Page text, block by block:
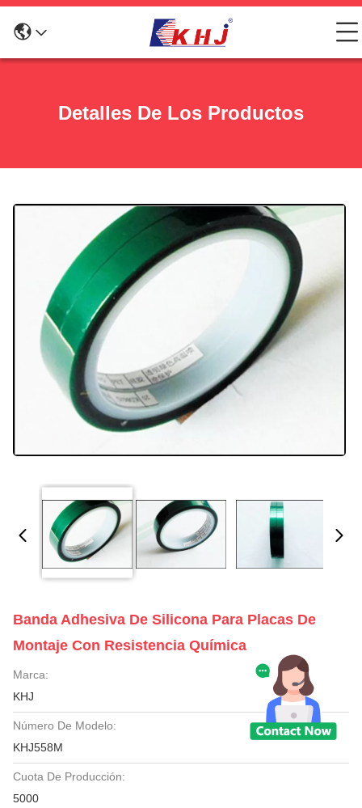
Detalles De Los Productos
Banda Adhesiva De Silicona Para Placas De
Montaje Con Resistencia Química
Marca:
KHJ
Número De Modelo:
KHJ558M
Cuota De Producción:
5000